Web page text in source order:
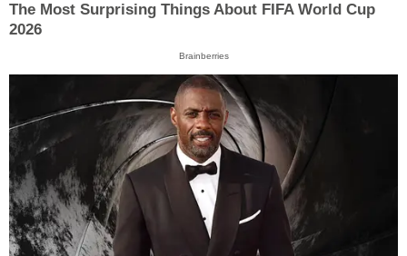
The Most Surprising Things About FIFA World Cup
2026
Brainberries